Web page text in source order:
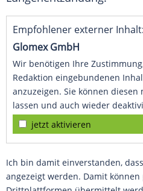
Empfohlener externer Inhalt:
Glomex GmbH
Wir benötigen Ihre
Redaktion eingebundenen
anzuzeigen. Sie können diesen
lassen und auch wieder
jetzt aktivieren
Ich bin damit einverstanden,
angezeigt werden. Damit